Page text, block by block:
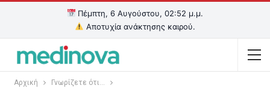
Πέμπτη, 6 Αυγούστου, 02:52 μ.μ.
Αποτυχία ανάκτησης καιρού.
Αρχική Γνωρίζετε ότι...